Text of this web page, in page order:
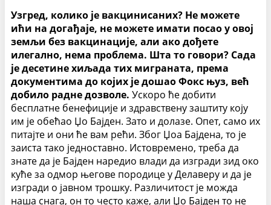
Узгред, колико је вакцинисаних? Не можете
ићи на догађаје, не можете имати посао у овој
земљи без вакцинације, али ако дођете
илегално, нема проблема. Шта то говори? Сада
је десетине хиљада тих миграната, према
документима до којих је дошао Фокс њуз, већ
добило радне дозволе. Ускоро ће добити
бесплатне бенефиције и здравствену заштиту коју
им је обећао Џо Бајден. Зато и долазе. Опет, само их
питајте и они ће вам рећи. Због Џоа Бајдена, то је
заиста тако једноставно. Истовремено, треба да
знате да је Бајден наредио влади да изгради зид око
куће за одмор његове породице у Делаверу и да је
изгради о јавном трошку. Различитост је можда
наша снага, он то често каже, али Џо Бајден то не